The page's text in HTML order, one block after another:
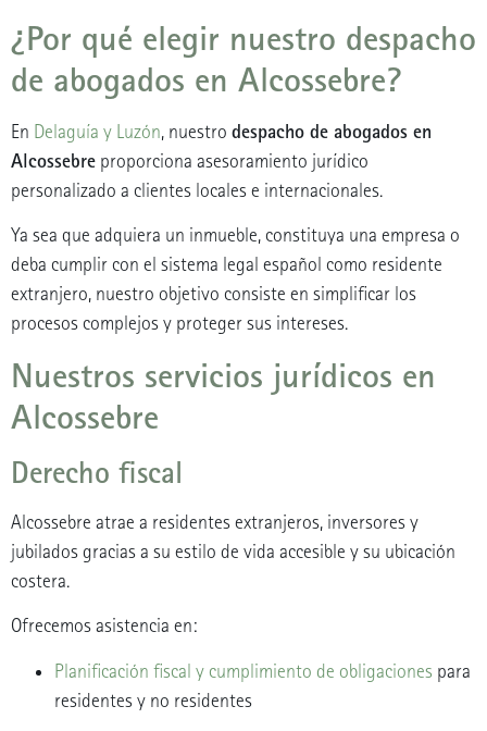
¿Por qué elegir nuestro despacho
de abogados en Alcossebre?
En Delaguía y Luzón, nuestro despacho de abogados en
Alcossebre proporciona asesoramiento jurídico
personalizado a clientes locales e internacionales.
Ya sea que adquiera un inmueble, constituya una empresa o
deba cumplir con el sistema legal español como residente
extranjero, nuestro objetivo consiste en simplificar los
procesos complejos y proteger sus intereses.
Nuestros servicios jurídicos en
Alcossebre
Derecho fiscal
Alcossebre atrae a residentes extranjeros, inversores y
jubilados gracias a su estilo de vida accesible y su ubicación
costera.
Ofrecemos asistencia en:
Planificación fiscal y cumplimiento de obligaciones para
residentes y no residentes